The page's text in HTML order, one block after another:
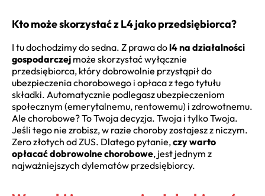
Kto może skorzystać z L4 jako przedsiębiorca?
I tu dochodzimy do sedna. Z prawa dol4 na działalności
gospodarczej może skorzystać wyłącznie
przedsiębiorca, który dobrowolnie przystąpił do
ubezpieczenia chorobowego i opłaca z tego tytułu
składki. Automatycznie podlegasz ubezpieczeniom
społecznym (emerytalnemu, rentowemu) i zdrowotnemu.
Ale chorobowe? To Twoja decyzja. Twoja i tylko Twoja.
Jeśli tego nie zrobisz, w razie choroby zostajesz z niczym.
Zero złotych od ZUS. Dlatego pytanie,czy warto
opłacać dobrowolne chorobowe, jest jednym z
najważniejszych dylematów przedsiębiorcy.